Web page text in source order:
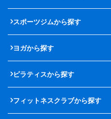
スポーツジムから探す
ヨガから探す
ピラティスから探す
フィットネスクラブから探す